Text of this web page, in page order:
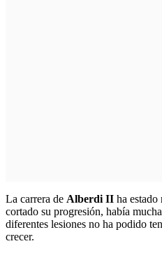
La carrera de Alberdi II ha estado
cortado su progresión, había
diferentes lesiones no ha podido
crecer.